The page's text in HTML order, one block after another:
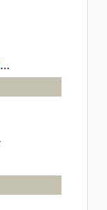
...